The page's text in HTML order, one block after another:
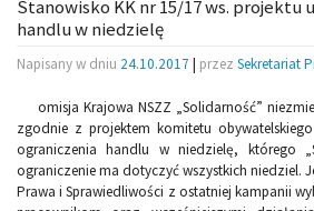
Stanowisko KK nr 15/17 ws. projektu
handlu w niedzielę
Napisany w dniu 24.10.2017 przez Sekretariat
omisja Krajowa NSZZ „Solidarność”
zgodnie z projektem komitetu
ograniczenia handlu w niedzielę, którego
ograniczenie ma dotyczyć wszystkich niedziel.
Prawa i Sprawiedliwości z ostatniej kampanii